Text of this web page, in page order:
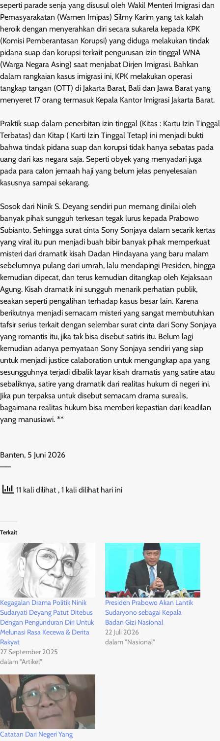
seperti parade senja yang disusul oleh Wakil Menteri Imigrasi dan
Pemasyarakatan (Wamen Imipas) Silmy Karim yang tak kalah
heroik dengan menyerahkan diri secara sukarela kepada KPK
(Komisi Pemberantasan Korupsi) yang diduga melakukan tindak
pidana suap dan korupsi terkait pengurusan izin tinggal WNA
(Warga Negara Asing) saat menjabat Dirjen Imigrasi. Bahkan
dalam rangkaian kasus imigrasi ini, KPK melakukan operasi
tangkap tangan (OTT) di Jakarta Barat, Bali dan Jawa Barat yang
menyeret 17 orang termasuk Kepala Kantor Imigrasi Jakarta Barat.
Praktik suap dalam penerbitan izin tinggal (Kitas : Kartu Izin Tinggal
Terbatas) dan Kitap ( Karti Izin Tinggal Tetap) ini menjadi bukti
bahwa tindak pidana suap dan korupsi tidak hanya sebatas pada
uang dari kas negara saja. Seperti obyek yang menyadari juga
pada para calon jemaah haji yang belum jelas penyelesaian
kasusnya sampai sekarang.
Sosok dari Ninik S. Deyang sendiri pun memang dinilai oleh
banyak pihak sungguh terkesan tegak lurus kepada Prabowo
Subianto. Sehingga surat cinta Sony Sonjaya dalam secarik kertas
yang viral itu pun menjadi buah bibir banyak pihak memperkuat
misteri dari dramatik kisah Dadan Hindayana yang baru malam
sebelumnya pulang dari umrah, lalu mendapingi Presiden, hingga
kemudian dipecat, dan terus kemudian ditangkap oleh Kejaksaan
Agung. Kisah dramatik ini sungguh menarik perhatian publik,
seakan seperti pengalihan terhadap kasus besar lain. Karena
berikutnya menjadi semacam misteri yang sangat membutuhkan
tafsir serius terkait dengan selembar surat cinta dari Sony Sonjaya
yang romantis itu, jika tak bisa disebut satiris itu. Belum lagi
kemudian adanya pernyataan Sony Sonjaya sendiri yang siap
untuk menjadi justice calaboration untuk mengungkap apa yang
sesungguhnya terjadi dibalik layar kisah dramatis yang satire atau
sebaliknya, satire yang dramatik dari realitas hukum di negeri ini.
Jika pun terpaksa untuk disebut semacam drama surealis,
bagaimana realitas hukum bisa memberi kepastian dari keadilan
yang manusiawi. **
Banten, 5 Juni 2026
——
11 kali dilihat , 1 kali dilihat hari ini
Terkait
Kegagalan Drama Politik Ninik
Sudaryati Deyang Patut Ditebus
Dengan Pengunduran Diri Untuk
Melunasi Rasa Kecewa & Derita
Rakyat
27 September 2025
dalam "Artikel"
Presiden Prabowo Akan Lantik
Sudaryono sebagai Kepala
Badan Gizi Nasional
22 Juli 2026
dalam "Nasional"
Catatan Dari Negeri Yang